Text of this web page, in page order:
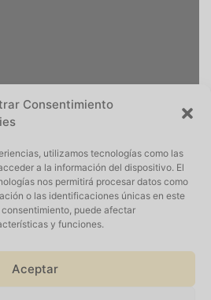
Consentimiento
utilizamos tecnologías como las
a la información del dispositivo. El
nos permitirá procesar datos como
o las identificaciones únicas en este
puede afectar
y funciones.
Aceptar